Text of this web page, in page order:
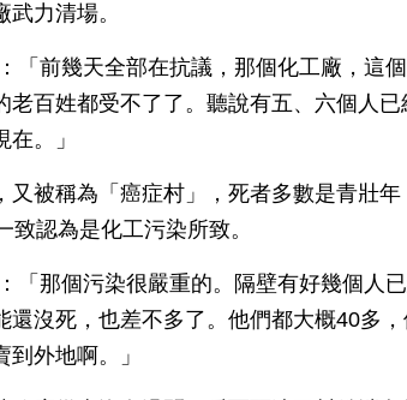
力清場。
「前幾天全部在抗議，那個化工廠，這
老百姓都受不了了。聽說有五、六個人已
。」
又被稱為「癌症村」，死者多數是青壯年
認為是化工污染所致。
「那個污染很嚴重的。隔壁有好幾個人
還沒死，也差不多了。他們都大概40多
外地啊。」